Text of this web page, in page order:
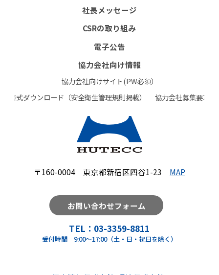
個人情報保護方針
お問い合わせフォーム
社長メッセージ
CSRの取り組み
電子公告
協力会社向け情報
協力会社向けサイト(PW必須）
書式ダウンロード（安全衛生管理規則掲載）
協力会社募集要項
〒160-0004 東京都新宿区四谷1-23 MAP
お問い合わせフォーム
TEL： 03-3359-8811
受付時間 9:00～17:00（土・日・祝日を除く）